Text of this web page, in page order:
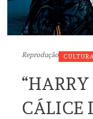
Reprodução CULTURA
CÁLICE